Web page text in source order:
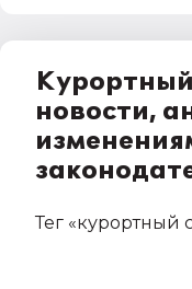
новости,
Тег «курортный